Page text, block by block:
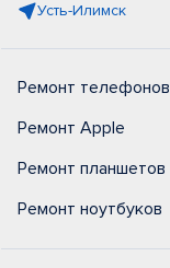
Усть-Илимск
Ремонт телефонов
Ремонт Apple
Ремонт планшетов
Ремонт ноутбуков